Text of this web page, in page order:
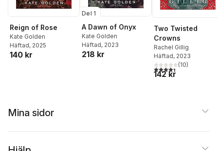
Reign of Rose
Kate Golden
Häftad, 2025
140 kr
Del 1
A Dawn of Onyx
Kate Golden
Häftad, 2023
218 kr
Two Twisted
Crowns
Rachel Gillig
Häftad, 2023
4,4utav 5 stjärnor.
(10)
142 kr
Mina sidor